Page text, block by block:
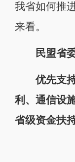
我省如何推
来看。
民盟省委
优先支
利、通信设
省级资金扶